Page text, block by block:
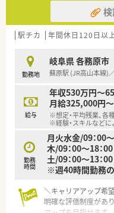
駅チカ 年間休日120日以
勤務地
岐阜県 各務原市
蘇原駅 (JR高山本線)
給与
年収530万円～
月給325,000円
※想定・平均残業、各
※経験・スキルなどに
勤務
時間
月火水金/09：00～
木/09：00～18：00
土/09：00～13：00
※週40時間勤務
＼キャリアアップ希
明確な評価制度があ